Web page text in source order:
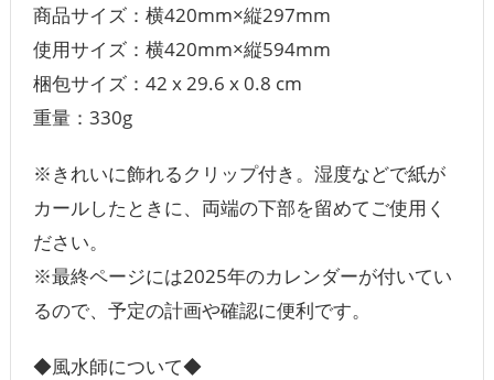
商品サイズ：横420mm×縦297mm
使用サイズ：横420mm×縦594mm
梱包サイズ：‎‎‎42 x 29.6 x 0.8 cm
重量：‎‎330g
※きれいに飾れるクリップ付き。湿度などで紙が
カールしたときに、両端の下部を留めてご使用く
ださい。
※最終ページには2025年のカレンダーが付いてい
るので、予定の計画や確認に便利です。
◆風水師について◆